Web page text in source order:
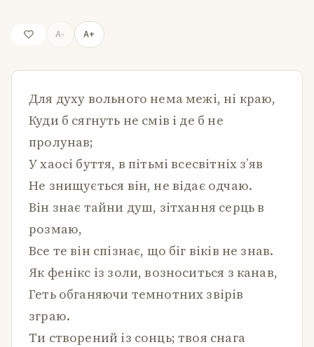
A- A+
Для духу вольного нема межі, ні краю,
Куди б сягнуть не смів і де б не
пролунав;
У хаосі буття, в пітьмі всесвітніх з’яв
Не знищується він, не відає одчаю.
Він знає тайни душ, зітхання серць в
розмаю,
Все те він спізнає, що біг віків не знав.
Як фенікс із золи, возноситься з канав,
Геть обганяючи темнотних звірів
зграю.
Ти створений із сонць; твоя снага